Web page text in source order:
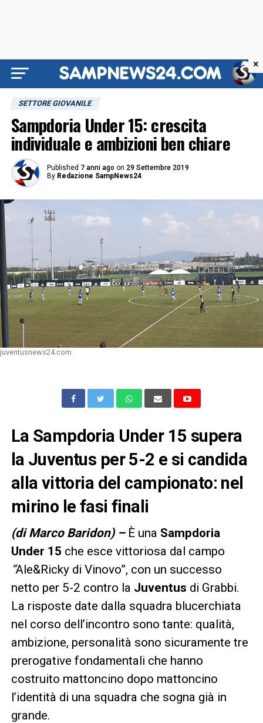
SETTORE GIOVANILE
Sampdoria Under 15: crescita
individuale e ambizioni ben chiare
Published 7 anni ago on 29 Settembre 2019
By Redazione SampNews24
juventusnews24.com
La Sampdoria Under 15 supera
la Juventus per 5-2 e si candida
alla vittoria del campionato: nel
mirino le fasi finali
(di Marco Baridon) –È una Sampdoria
Under 15 che esce vittoriosa dal campo
“Ale&Ricky di Vinovo”, con un successo
netto per 5-2 contro la Juventus di Grabbi.
La risposte date dalla squadra blucerchiata
nel corso dell’incontro sono tante: qualità,
ambizione, personalità sono sicuramente tre
prerogative fondamentali che hanno
costruito mattoncino dopo mattoncino
l’identità di una squadra che sogna già in
grande.
×